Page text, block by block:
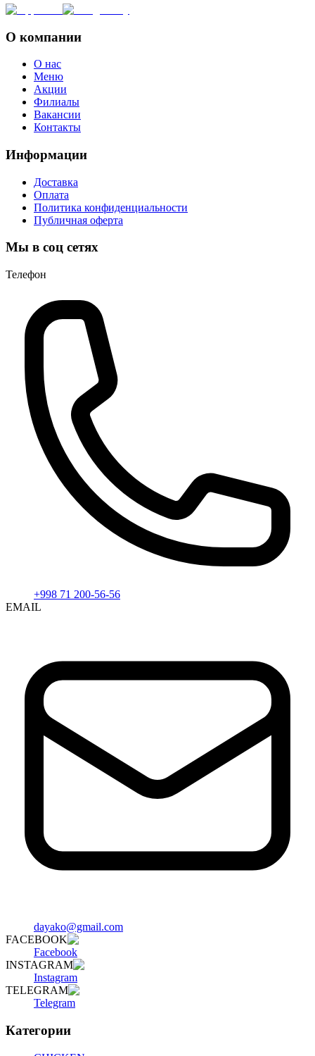
О компании
О нас
Меню
Акции
Филиалы
Вакансии
Контакты
Информации
Доставка
Оплата
Политика конфиденциальности
Публичная оферта
Мы в соц сетях
Телефон
+998 71 200-56-56
EMAIL
dayako@gmail.com
FACEBOOK
Facebook
INSTAGRAM
Instagram
TELEGRAM
Telegram
Категории